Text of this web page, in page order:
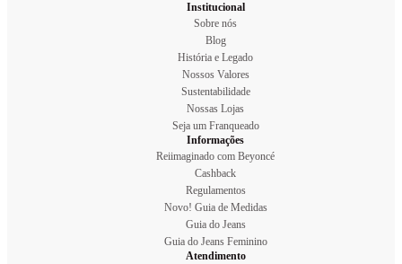
Institucional
Sobre nós
Blog
História e Legado
Nossos Valores
Sustentabilidade
Nossas Lojas
Seja um Franqueado
Informações
Reiimaginado com Beyoncé
Cashback
Regulamentos
Novo! Guia de Medidas
Guia do Jeans
Guia do Jeans Feminino
Atendimento